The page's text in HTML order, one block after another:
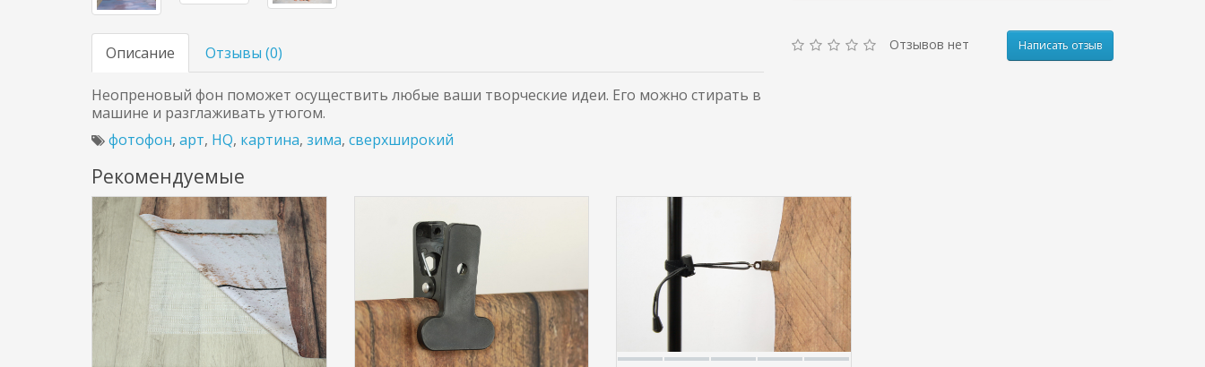
Описание Отзывы (0)
Неопреновый фон поможет осуществить любые ваши творческие идеи. Его можно стирать в
машине и разглаживать утюгом.
Отзывов нет Написать отзыв
фотофон, арт, HQ, картина, зима, сверхширокий
Рекомендуемые